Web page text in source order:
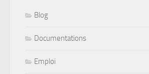
Blog
Documentations
Emploi